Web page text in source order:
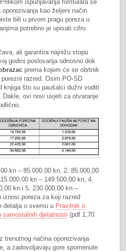
ispunjavanja formulara se
kao željeni način
bili u prvom pragu poreza u
potrebno je upisati cifru
ali garantira najnižu stopu
godini poslovanja odnosno dok
prema kojem će se obrtnik
razred. Osim PO-SD
knjiga što su paušalci dužni voditi
Dakle, ovi novi uvjeti za otvaranje
kn – 85.000,00 kn, 2. 85.000,00
kn – 149.500,00 kn, 4.
kn i 5. 230.000,00 kn –
poreza za koji razred
detalja o svemu u Pravilnik o
samostalnih djelatnosti (pdf 1,70
trenutnog načina oporezivanja
a zadovoljavaju gore spomenute